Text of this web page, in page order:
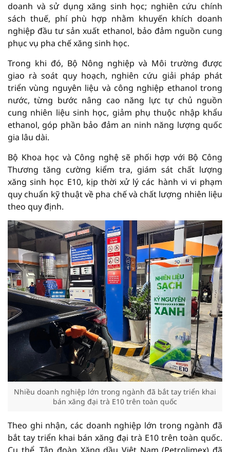
doanh và sử dụng xăng sinh học; nghiên cứu chính
sách thuế, phí phù hợp nhằm khuyến khích doanh
nghiệp đầu tư sản xuất ethanol, bảo đảm nguồn cung
phục vụ pha chế xăng sinh học.
Trong khi đó, Bộ Nông nghiệp và Môi trường được
giao rà soát quy hoạch, nghiên cứu giải pháp phát
triển vùng nguyên liệu và công nghiệp ethanol trong
nước, từng bước nâng cao năng lực tự chủ nguồn
cung nhiên liệu sinh học, giảm phụ thuộc nhập khẩu
ethanol, góp phần bảo đảm an ninh năng lượng quốc
gia lâu dài.
Bộ Khoa học và Công nghệ sẽ phối hợp với Bộ Công
Thương tăng cường kiểm tra, giám sát chất lượng
xăng sinh học E10, kịp thời xử lý các hành vi vi phạm
quy chuẩn kỹ thuật về pha chế và chất lượng nhiên liệu
theo quy định.
Nhiều doanh nghiệp lớn trong ngành đã bắt tay triển khai
bán xăng đại trà E10 trên toàn quốc
Theo ghi nhận, các doanh nghiệp lớn trong ngành đã
bắt tay triển khai bán xăng đại trà E10 trên toàn quốc.